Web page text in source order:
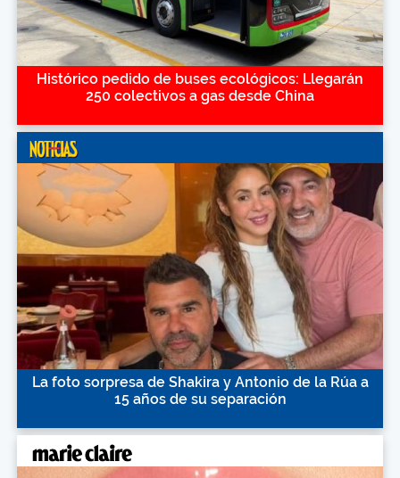
Histórico pedido de buses ecológicos: Llegarán
250 colectivos a gas desde China
La foto sorpresa de Shakira y Antonio de la Rúa a
15 años de su separación